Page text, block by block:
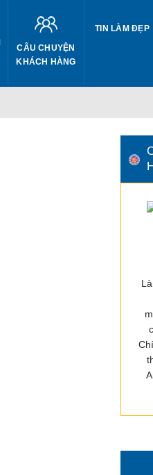
CÂU CHUYỆN
KHÁCH HÀNG
TIN LÀM ĐẸP